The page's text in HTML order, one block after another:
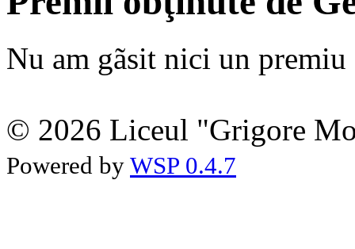
Nu am gãsit nici un premiu
© 2026 Liceul "Grigore
Powered by WSP 0.4.7